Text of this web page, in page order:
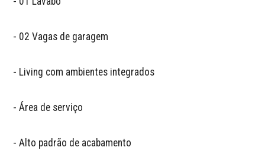
- 02 Vagas de garagem
- Living com ambientes integrados
- Área de serviço
- Alto padrão de acabamento